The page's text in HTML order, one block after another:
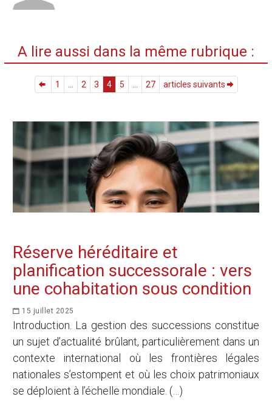
A lire aussi dans la même rubrique :
1 2 3 4 5 27 articles suivants
Réserve héréditaire et
planification successorale : vers
une cohabitation sous condition
15 juillet 2025
Introduction. La gestion des successions constitue
un sujet d’actualité brûlant, particulièrement dans un
contexte international où les frontières légales
nationales s’estompent et où les choix patrimoniaux
se déploient à l’échelle mondiale. (…)